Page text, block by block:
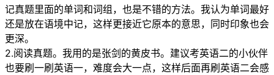
记真题里面的单词和词组，也是不错的方法。我认为单词最好
还是放在语境中记，这样更接近它原本的意思，同时印象也会
更深。
2.阅读真题。我用的是张剑的黄皮书。建议考英语二的小伙伴
也要刷一刷英语一，难度会大一点，这样后面再刷英语二会感